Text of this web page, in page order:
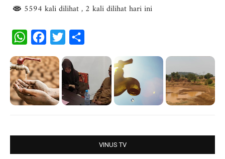
5594 kali dilihat, 2 kali dilihat hari ini
W
a
t
s
c
e
b
i
t
t
r
e
VINUS TV